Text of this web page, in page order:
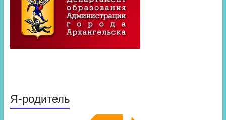
Я-родитель